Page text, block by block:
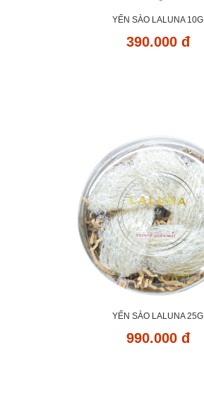
YẾN SÀO LALUNA 10G
390.000 đ
YẾN SÀO LALUNA 25G
990.000 đ